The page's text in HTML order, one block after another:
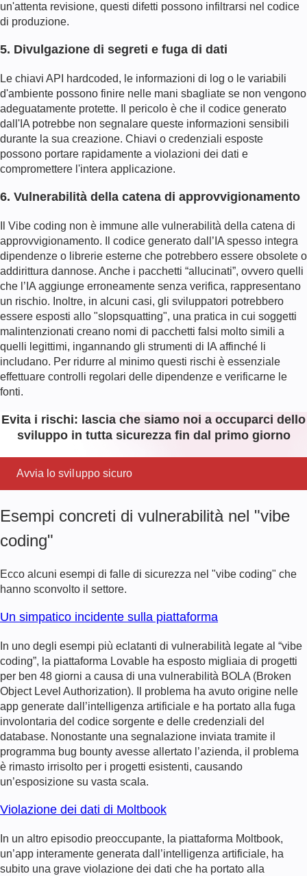
un'attenta revisione, questi difetti possono infiltrarsi nel codice
di produzione.
5. Divulgazione di segreti e fuga di dati
Le chiavi API hardcoded, le informazioni di log o le variabili
d'ambiente possono finire nelle mani sbagliate se non vengono
adeguatamente protette. Il pericolo è che il codice generato
dall'IA potrebbe non segnalare queste informazioni sensibili
durante la sua creazione. Chiavi o credenziali esposte
possono portare rapidamente a violazioni dei dati e
compromettere l'intera applicazione.
6. Vulnerabilità della catena di approvvigionamento
Il Vibe coding non è immune alle vulnerabilità della catena di
approvvigionamento. Il codice generato dall’IA spesso integra
dipendenze o librerie esterne che potrebbero essere obsolete o
addirittura dannose. Anche i pacchetti “allucinati”, ovvero quelli
che l’IA aggiunge erroneamente senza verifica, rappresentano
un rischio. Inoltre, in alcuni casi, gli sviluppatori potrebbero
essere esposti allo "slopsquatting", una pratica in cui soggetti
malintenzionati creano nomi di pacchetti falsi molto simili a
quelli legittimi, ingannando gli strumenti di IA affinché li
includano. Per ridurre al minimo questi rischi è essenziale
effettuare controlli regolari delle dipendenze e verificarne le
fonti.
Evita i rischi: lascia che siamo noi a occuparci dello
sviluppo in tutta sicurezza fin dal primo giorno
Avvia lo sviluppo sicuro
Esempi concreti di vulnerabilità nel "vibe
coding"
Ecco alcuni esempi di falle di sicurezza nel "vibe coding" che
hanno sconvolto il settore.
Un simpatico incidente sulla piattaforma
In uno degli esempi più eclatanti di vulnerabilità legate al “vibe
coding”, la piattaforma Lovable ha esposto migliaia di progetti
per ben 48 giorni a causa di una vulnerabilità BOLA (Broken
Object Level Authorization). Il problema ha avuto origine nelle
app generate dall’intelligenza artificiale e ha portato alla fuga
involontaria del codice sorgente e delle credenziali del
database. Nonostante una segnalazione inviata tramite il
programma bug bounty avesse allertato l’azienda, il problema
è rimasto irrisolto per i progetti esistenti, causando
un’esposizione su vasta scala.
Violazione dei dati di Moltbook
In un altro episodio preoccupante, la piattaforma Moltbook,
un’app interamente generata dall’intelligenza artificiale, ha
subito una grave violazione dei dati che ha portato alla